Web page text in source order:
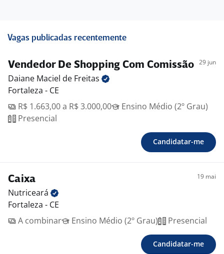
Vagas publicadas recentemente
Vendedor De Shopping Com Comissão 29 jun
Daiane Maciel de Freitas
Fortaleza - CE
R$ 1.663,00 a R$ 3.000,00
Ensino Médio (2º Grau)
Presencial
Candidatar-me
Caixa 19 mai
Nutriceará
Fortaleza - CE
A combinar
Ensino Médio (2º Grau) Presencial
Candidatar-me